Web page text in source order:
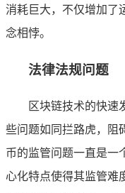
消耗巨大，不仅增加了
念相悖。
法律法规问题
区块链技术的快速
些问题如同拦路虎，阻
币的监管问题一直是一
心化特点使得其监管难